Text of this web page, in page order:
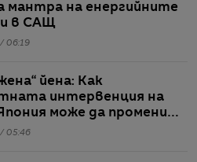
мантра на енергийните
в САЩ
06:19
йена: Как
интервенция на
може да промени
валутни пазари
05:46